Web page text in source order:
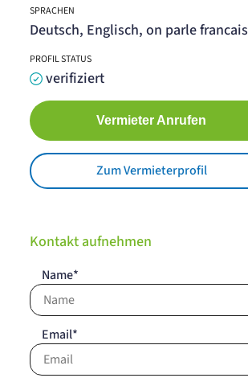
SPRACHEN
Deutsch, Englisch, on parle francais
verifiziert
PROFIL STATUS
Vermieter Anrufen
Zum Vermieterprofil
Kontakt aufnehmen
Name*
Email*